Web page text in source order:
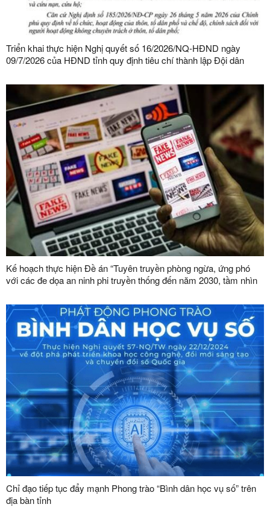
Triển khai thực hiện Nghị quyết số 16/2026/NQ-HĐND ngày
09/7/2026 của HĐND tỉnh quy định tiêu chí thành lập Đội dân
bàn tỉnh
Kế hoạch thực hiện Đề án “Tuyên truyền phòng ngừa, ứng phó
với các đe dọa an ninh phi truyền thống đến năm 2030, tầm nhìn
Chỉ đạo tiếp tục đẩy mạnh Phong trào “Bình dân học vụ số” trên
địa bàn tỉnh